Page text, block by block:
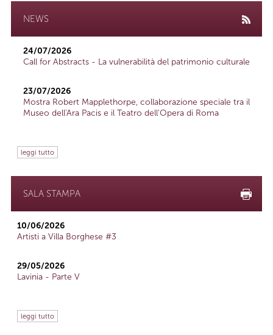
NEWS
24/07/2026
Call for Abstracts - La vulnerabilità del patrimonio culturale
23/07/2026
Mostra Robert Mapplethorpe, collaborazione speciale tra il
Museo dell'Ara Pacis e il Teatro dell'Opera di Roma
leggi tutto
SALA STAMPA
10/06/2026
Artisti a Villa Borghese #3
29/05/2026
Lavinia - Parte V
leggi tutto